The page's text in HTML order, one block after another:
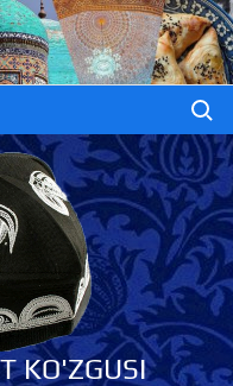
KO'ZGUSI